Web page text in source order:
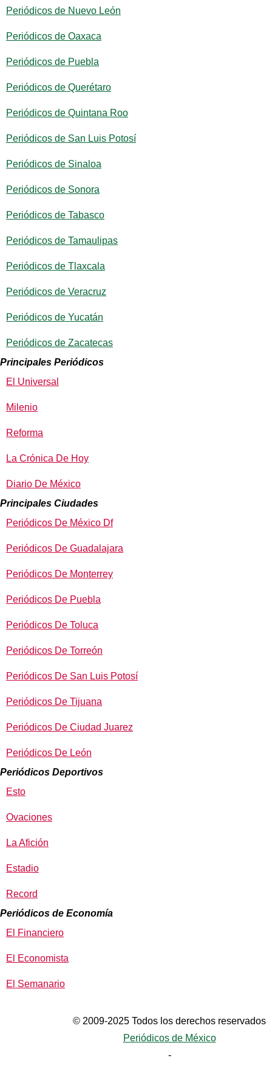
Periódicos de Nuevo León
Periódicos de Oaxaca
Periódicos de Puebla
Periódicos de Querétaro
Periódicos de Quintana Roo
Periódicos de San Luis Potosí
Periódicos de Sinaloa
Periódicos de Sonora
Periódicos de Tabasco
Periódicos de Tamaulipas
Periódicos de Tlaxcala
Periódicos de Veracruz
Periódicos de Yucatán
Periódicos de Zacatecas
Principales Periódicos
El Universal
Milenio
Reforma
La Crónica De Hoy
Diario De México
Principales Ciudades
Periódicos De México Df
Periódicos De Guadalajara
Periódicos De Monterrey
Periódicos De Puebla
Periódicos De Toluca
Periódicos De Torreón
Periódicos De San Luis Potosí
Periódicos De Tijuana
Periódicos De Ciudad Juarez
Periódicos De León
Periódicos Deportivos
Esto
Ovaciones
La Afición
Estadio
Record
Periódicos de Economía
El Financiero
El Economista
El Semanario
© 2009-2025 Todos los derechos reservados
Periódicos de México
-